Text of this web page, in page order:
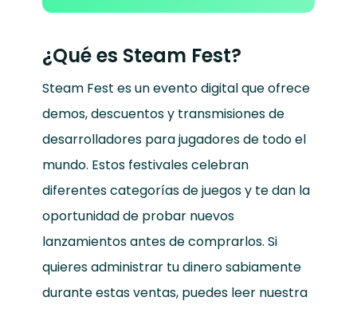
¿Qué es Steam Fest?
Steam Fest es un evento digital que ofrece
demos, descuentos y transmisiones de
desarrolladores para jugadores de todo el
mundo. Estos festivales celebran
diferentes categorías de juegos y te dan la
oportunidad de probar nuevos
lanzamientos antes de comprarlos. Si
quieres administrar tu dinero sabiamente
durante estas ventas, puedes leer nuestra